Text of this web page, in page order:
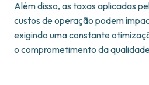
Além disso, as taxas aplicadas
custos de operação podem
exigindo uma constante
o comprometimento da